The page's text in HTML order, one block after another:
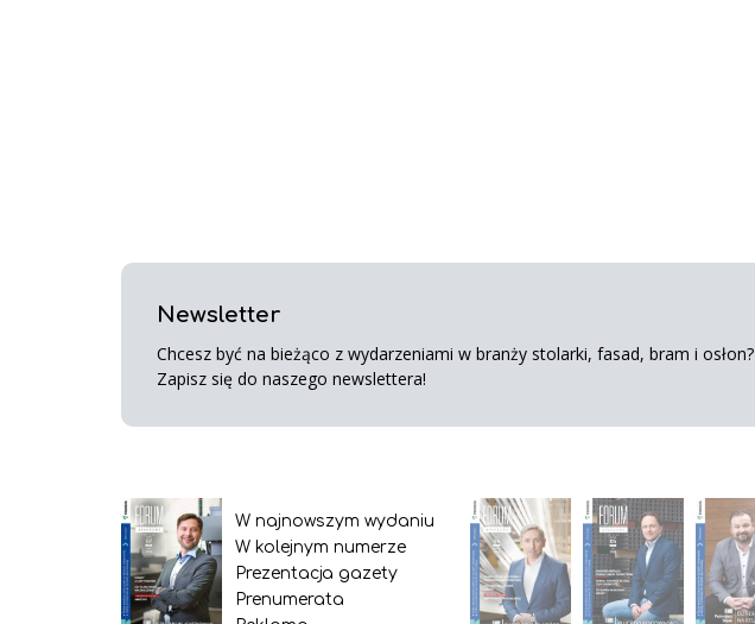
Newsletter
Chcesz być na bieżąco z wydarzeniami w branży stolarki, fasad, bram i osłon?
Zapisz się do naszego newslettera!
W najnowszym wydaniu
W kolejnym numerze
Prezentacja gazety
Prenumerata